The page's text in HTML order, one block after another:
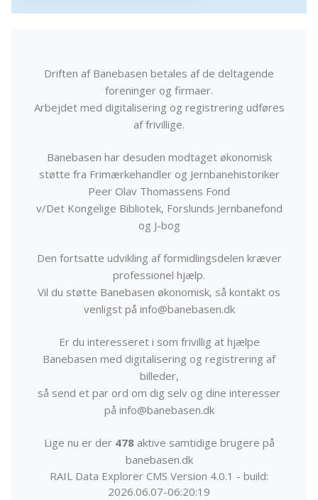
Driften af Banebasen betales af de deltagende
foreninger og firmaer.
Arbejdet med digitalisering og registrering udføres
af frivillige.
Banebasen har desuden modtaget økonomisk
støtte fra Frimærkehandler og Jernbanehistoriker
Peer Olav Thomassens Fond
v/Det Kongelige Bibliotek, Forslunds Jernbanefond
og J-bog
Den fortsatte udvikling af formidlingsdelen kræver
professionel hjælp.
Vil du støtte Banebasen økonomisk, så kontakt os
venligst på info@banebasen.dk
Er du interesseret i som frivillig at hjælpe
Banebasen med digitalisering og registrering af
billeder,
så send et par ord om dig selv og dine interesser
på info@banebasen.dk
Lige nu er der 478aktive samtidige brugere på
banebasen.dk
RAIL Data Explorer CMS Version 4.0.1 - build:
2026.06.07-06:20:19